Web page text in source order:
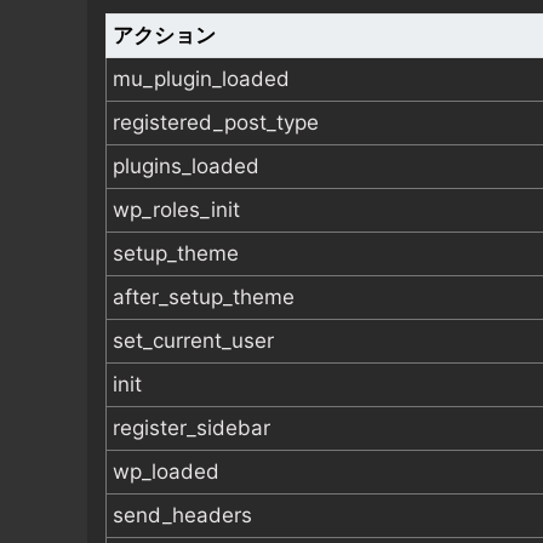
アクション
mu_plugin_loaded
registered_post_type
plugins_loaded
wp_roles_init
setup_theme
after_setup_theme
set_current_user
init
register_sidebar
wp_loaded
send_headers